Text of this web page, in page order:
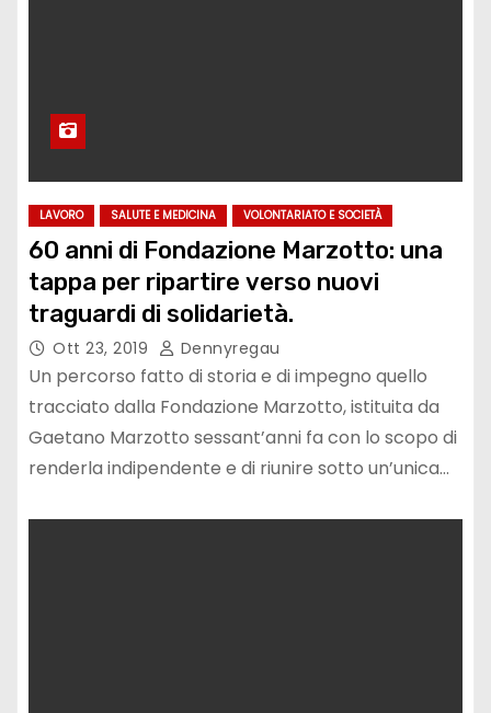
LAVORO SALUTE E MEDICINA VOLONTARIATO E SOCIETÀ
60 anni di Fondazione Marzotto: una
tappa per ripartire verso nuovi
traguardi di solidarietà.
Ott 23, 2019 Dennyregau
Un percorso fatto di storia e di impegno quello
tracciato dalla Fondazione Marzotto, istituita da
Gaetano Marzotto sessant’anni fa con lo scopo di
renderla indipendente e di riunire sotto un’unica…